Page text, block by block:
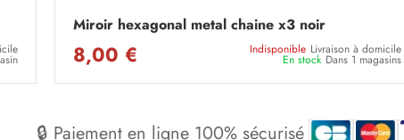
Miroir hexagonal metal chaine x3 noir
8,00 € Indisponible Livraison à domicile
En stock Dans 1 magasins
🔒 Paiement en ligne 100% sécurisé